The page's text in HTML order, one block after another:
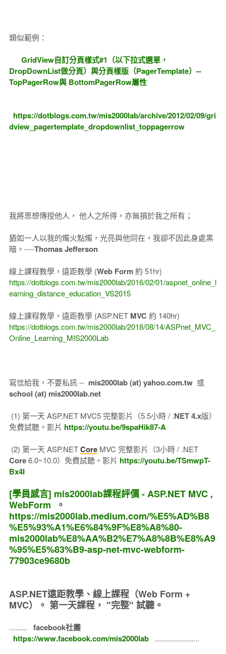
類似範例：
GridView自訂分頁樣式#1（以下拉式選單，
DropDownList做分頁）與分頁樣版（PagerTemplate）--
TopPagerRow與 BottomPagerRow屬性
https://dotblogs.com.tw/mis2000lab/archive/2012/02/09/gri
dview_pagertemplate_dropdownlist_toppagerrow
我將思想傳授他人， 他人之所得，亦無損於我之所有；
猶如一人以我的燭火點燭，光亮與他同在，我卻不因此身處黑
暗。----Thomas Jefferson
線上課程教學，遠距教學 (Web Form約 51hr)
https://dotblogs.com.tw/mis2000lab/2016/02/01/aspnet_online_l
earning_distance_education_VS2015
線上課程教學，遠距教學 (ASP.NET MVC 約 140hr)
https://dotblogs.com.tw/mis2000lab/2018/08/14/ASPnet_MVC_
Online_Learning_MIS2000Lab
寫信給我，不要私訊 -- mis2000lab (at) yahoo.com.tw或
school (at) mis2000lab.net
(1) 第一天 ASP.NET MVC5 完整影片（5.5小時 / .NET 4.x版）
免費試聽。影片 https://youtu.be/9spaHik87-A
(2) 第一天 ASP.NETCoreMVC 完整影片（3小時 / .NET
Core6.0~10.0）免費試聽。影片 https://youtu.be/TSmwpT-
Bx4I
[學員感言] mis2000lab課程評價 - ASP.NET MVC ,
WebForm 。
https://mis2000lab.medium.com/%E5%AD%B8
%E5%93%A1%E6%84%9F%E8%A8%80-
mis2000lab%E8%AA%B2%E7%A8%8B%E8%A9
%95%E5%83%B9-asp-net-mvc-webform-
77903ce9680b
ASP.NET遠距教學、線上課程（Web Form +
MVC）。 第一天課程， "完整" 試聽。
.........
facebook社團
https://www.facebook.com/mis2000lab
......................